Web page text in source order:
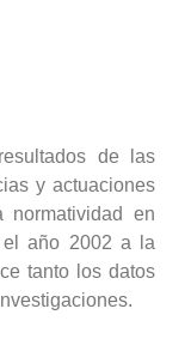
de las
y actuaciones
en
el año 2002 a la
tanto los datos